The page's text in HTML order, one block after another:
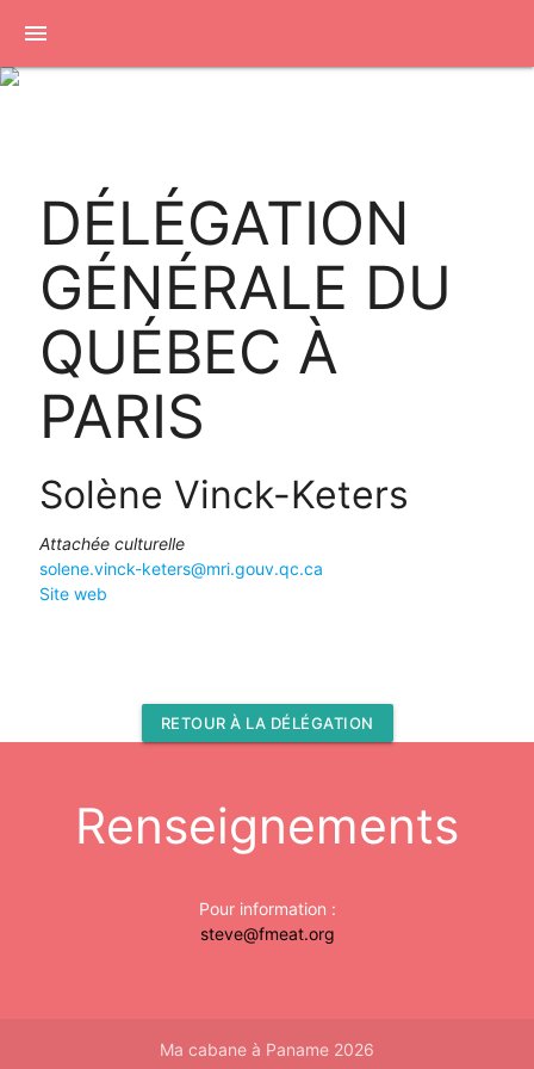
menu
DÉLÉGATION
GÉNÉRALE DU
QUÉBEC À
PARIS
Solène Vinck-Keters
Attachée culturelle
solene.vinck-keters@mri.gouv.qc.ca
Site web
RETOUR À LA DÉLÉGATION
Renseignements
Pour information :
steve@fmeat.org
Ma cabane à Paname 2026